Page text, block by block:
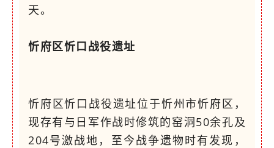
天。
忻府区忻口战役遗址
忻府区忻口战役遗址位于忻州市忻府区，
现存有与日军作战时修筑的窑洞50余孔及
204号激战地，至今战争遗物时有发现，